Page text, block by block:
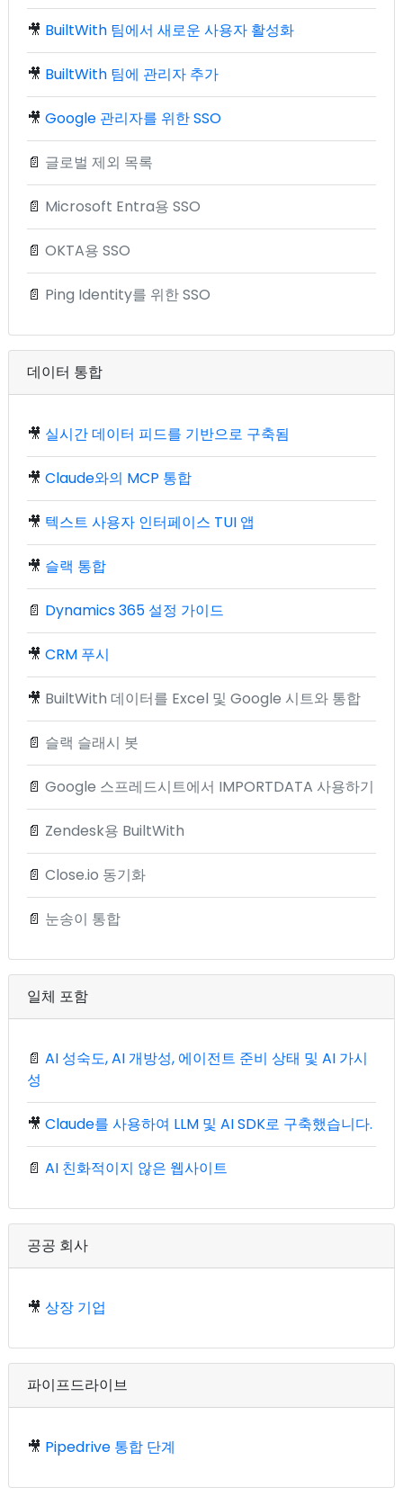
🎥 BuiltWith 팀에서 새로운 사용자 활성화
🎥 BuiltWith 팀에 관리자 추가
🎥 Google 관리자를 위한 SSO
📄 글로벌 제외 목록
📄 Microsoft Entra용 SSO
📄 OKTA용 SSO
📄 Ping Identity를 위한 SSO
데이터 통합
🎥 실시간 데이터 피드를 기반으로 구축됨
🎥 Claude와의 MCP 통합
🎥 텍스트 사용자 인터페이스 TUI 앱
🎥 슬랙 통합
📄 Dynamics 365 설정 가이드
🎥 CRM 푸시
🎥 BuiltWith 데이터를 Excel 및 Google 시트와 통합
📄 슬랙 슬래시 봇
📄 Google 스프레드시트에서 IMPORTDATA 사용하기
📄 Zendesk용 BuiltWith
📄 Close.io 동기화
📄 눈송이 통합
일체 포함
📄 AI 성숙도, AI 개방성, 에이전트 준비 상태 및 AI 가시
성
🎥 Claude를 사용하여 LLM 및 AI SDK로 구축했습니다.
📄 AI 친화적이지 않은 웹사이트
공공 회사
🎥 상장 기업
파이프드라이브
🎥 Pipedrive 통합 단계